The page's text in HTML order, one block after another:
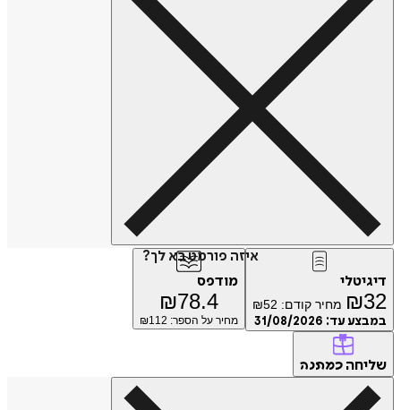
איזה פורמט בא לך?
דיגיטלי
₪32 מחיר קודם: ₪52
במבצע עד: 31/08/2026
מודפס
₪78.4
מחיר על הספר: ₪ 112
שליחה כמתנה